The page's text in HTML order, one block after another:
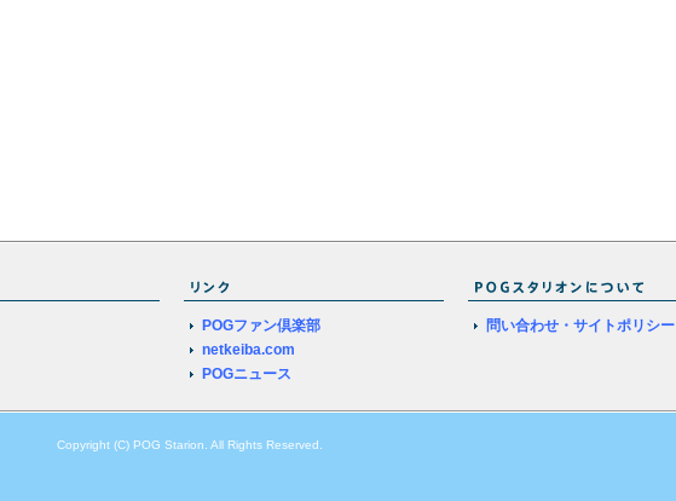
POGファン倶楽部
netkeiba.com
POGニュース
問い合わせ・サイトポリシー
Copyright (C) POG Starion. All Rights Reserved.